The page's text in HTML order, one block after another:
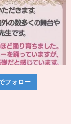
フォロー